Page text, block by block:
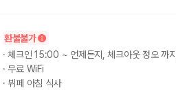
입니다.
환불불가
·체크인 15:00 ~ 언제든지, 체크아웃 정오 까지
· 무료 WiFi
· 뷔페 아침 식사